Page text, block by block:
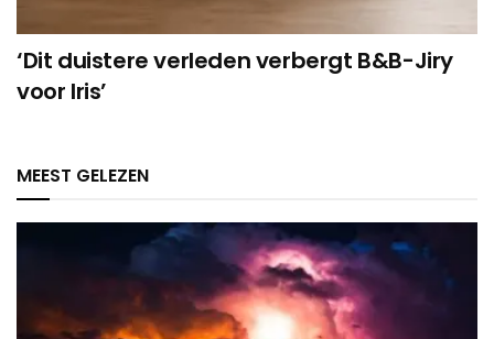
‘Dit duistere verleden verbergt B&B-Jiry
voor Iris’
MEEST GELEZEN